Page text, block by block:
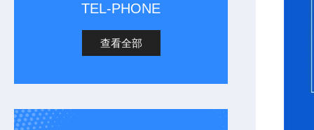
TEL-PHONE
查看全部